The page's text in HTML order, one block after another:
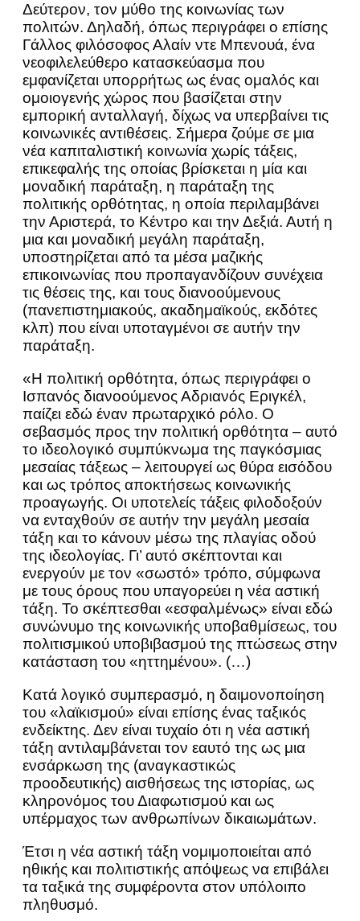
Δεύτερον, τον μύθο της κοινωνίας των
πολιτών. Δηλαδή, όπως περιγράφει ο επίσης
Γάλλος φιλόσοφος Αλαίν ντε Μπενουά, ένα
νεοφιλελεύθερο κατασκεύασμα που
εμφανίζεται υπορρήτως ως ένας ομαλός και
ομοιογενής χώρος που βασίζεται στην
εμπορική ανταλλαγή, δίχως να υπερβαίνει τις
κοινωνικές αντιθέσεις. Σήμερα ζούμε σε μια
νέα καπιταλιστική κοινωνία χωρίς τάξεις,
επικεφαλής της οποίας βρίσκεται η μία και
μοναδική παράταξη, η παράταξη της
πολιτικής ορθότητας, η οποία περιλαμβάνει
την Αριστερά, το Κέντρο και την Δεξιά. Αυτή η
μια και μοναδική μεγάλη παράταξη,
υποστηρίζεται από τα μέσα μαζικής
επικοινωνίας που προπαγανδίζουν συνέχεια
τις θέσεις της, και τους διανοούμενους
(πανεπιστημιακούς, ακαδημαϊκούς, εκδότες
κλπ) που είναι υποταγμένοι σε αυτήν την
παράταξη.
«Η πολιτική ορθότητα, όπως περιγράφει ο
Ισπανός διανοούμενος Αδριανός Εριγκέλ,
παίζει εδώ έναν πρωταρχικό ρόλο. Ο
σεβασμός προς την πολιτική ορθότητα – αυτό
το ιδεολογικό συμπύκνωμα της παγκόσμιας
μεσαίας τάξεως – λειτουργεί ως θύρα εισόδου
και ως τρόπος αποκτήσεως κοινωνικής
προαγωγής. Οι υποτελείς τάξεις φιλοδοξούν
να ενταχθούν σε αυτήν την μεγάλη μεσαία
τάξη και το κάνουν μέσω της πλαγίας οδού
της ιδεολογίας. Γι’ αυτό σκέπτονται και
ενεργούν με τον «σωστό» τρόπο, σύμφωνα
με τους όρους που υπαγορεύει η νέα αστική
τάξη. Το σκέπτεσθαι «εσφαλμένως» είναι εδώ
συνώνυμο της κοινωνικής υποβαθμίσεως, του
πολιτισμικού υποβιβασμού της πτώσεως στην
κατάσταση του «ηττημένου». (…)
Κατά λογικό συμπερασμό, η δαιμονοποίηση
του «λαϊκισμού» είναι επίσης ένας ταξικός
ενδείκτης. Δεν είναι τυχαίο ότι η νέα αστική
τάξη αντιλαμβάνεται τον εαυτό της ως μια
ενσάρκωση της (αναγκαστικώς
προοδευτικής) αισθήσεως της ιστορίας, ως
κληρονόμος του Διαφωτισμού και ως
υπέρμαχος των ανθρωπίνων δικαιωμάτων.
Έτσι η νέα αστική τάξη νομιμοποιείται από
ηθικής και πολιτιστικής απόψεως να επιβάλει
τα ταξικά της συμφέροντα στον υπόλοιπο
πληθυσμό.